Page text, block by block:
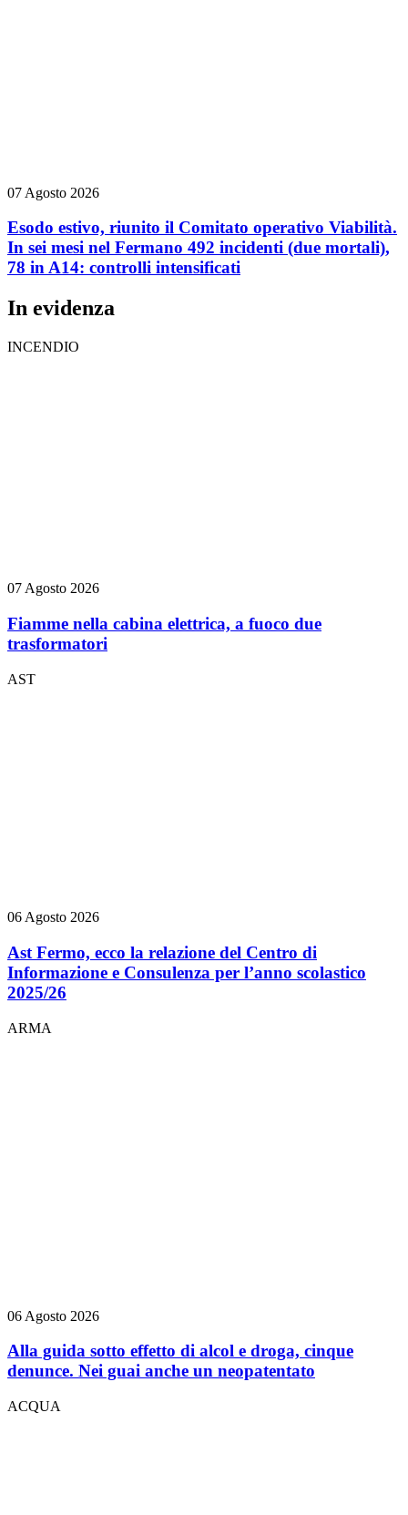
07 Agosto 2026
Esodo estivo, riunito il Comitato operativo Viabilità.
In sei mesi nel Fermano 492 incidenti (due mortali),
78 in A14: controlli intensificati
In evidenza
INCENDIO
07 Agosto 2026
Fiamme nella cabina elettrica, a fuoco due
trasformatori
AST
06 Agosto 2026
Ast Fermo, ecco la relazione del Centro di
Informazione e Consulenza per l’anno scolastico
2025/26
ARMA
06 Agosto 2026
Alla guida sotto effetto di alcol e droga, cinque
denunce. Nei guai anche un neopatentato
ACQUA